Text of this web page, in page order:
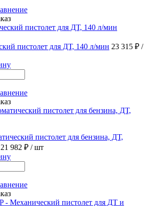
пистолет для ДТ, 140 л/мин 23 315 ₽ /
пистолет для бензина, ДТ,
21 982 ₽ / шт